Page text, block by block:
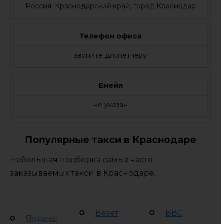
Россия, Краснодарский край, город Краснодар
Телефон офиса
звоните диспетчеру
Емейл
не указан
Популярные такси в Краснодаре
Небольшая подборка самых часто
заказываемых такси в Краснодаре.
Яндекс
Везет ВВС